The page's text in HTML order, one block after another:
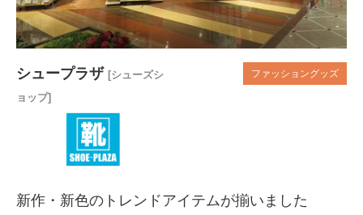
シュープラザ [シューズシ
ョップ]
ファッショングッズ
新作・新色のトレンドアイテムが揃いました